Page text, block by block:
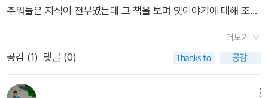
주워들은 지식이 전부였는데 그 책을 보며 옛이야기에 대해 조금
이 읽기만 했기 때문에 무슨 의미가 있는지, 어떻게 다른지 몰랐
다. 지금도 안다고 말할 자신은 없지만 그래도 우투리에 대한 글
을 읽었다고 다른 때보다 좀 더 자세히 보게 된다. 옛이야기에는
더보기
공감 (1) 댓글 (0)